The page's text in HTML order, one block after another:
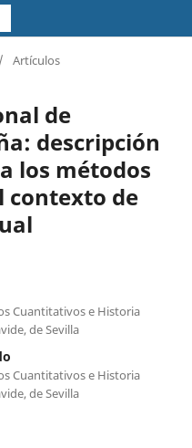
/ Artículos
de
descripción
los métodos
contexto de
Cuantitativos e Historia
de Sevilla
Cuantitativos e Historia
de Sevilla